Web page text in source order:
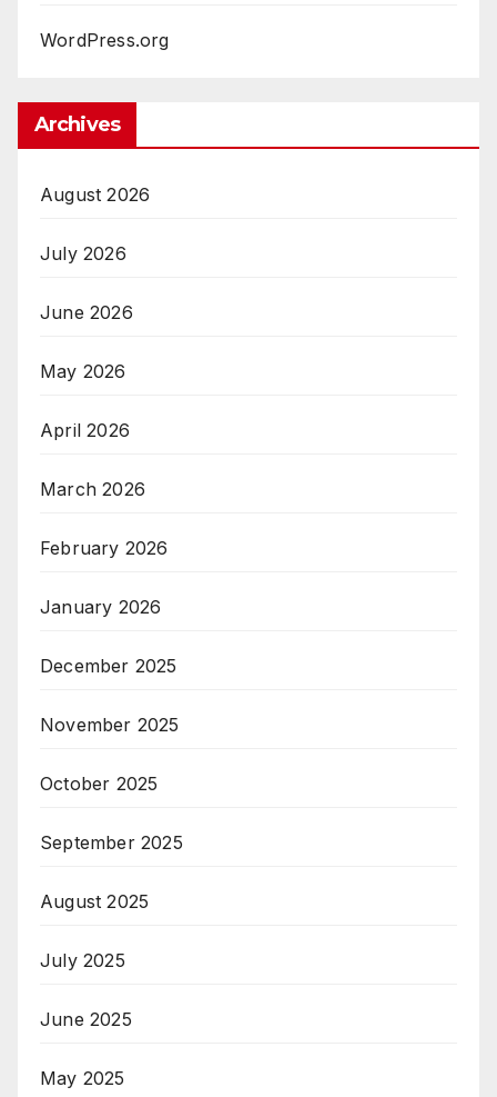
WordPress.org
Archives
August 2026
July 2026
June 2026
May 2026
April 2026
March 2026
February 2026
January 2026
December 2025
November 2025
October 2025
September 2025
August 2025
July 2025
June 2025
May 2025